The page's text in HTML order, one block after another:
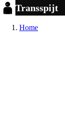
Transspijt
Home